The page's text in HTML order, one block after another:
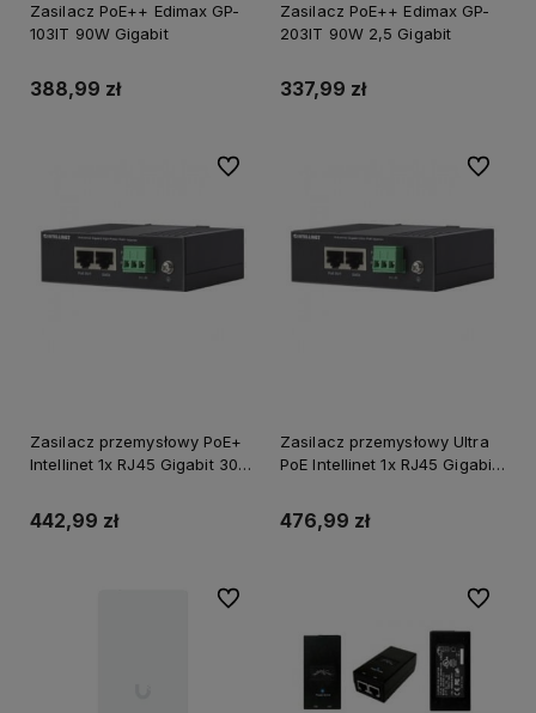
Zasilacz PoE++ Edimax GP-
103IT 90W Gigabit
388,99 zł
Zasilacz PoE++ Edimax GP-
203IT 90W 2,5 Gigabit
337,99 zł
Zasilacz przemysłowy PoE+
Intellinet 1x RJ45 Gigabit 30W
442,99 zł
Do ulubionych
Zasilacz przemysłowy Ultra
PoE Intellinet 1x RJ45 Gigabit
476,99 zł
Do
Do ulubionych Do